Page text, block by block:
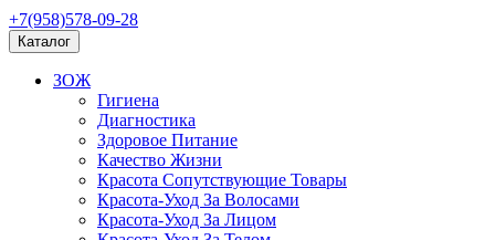
+7(958)578-09-28
Каталог
ЗОЖ
Гигиена
Диагностика
Здоровое Питание
Качество Жизни
Красота Сопутствующие Товары
Красота-Уход За Волосами
Красота-Уход За Лицом